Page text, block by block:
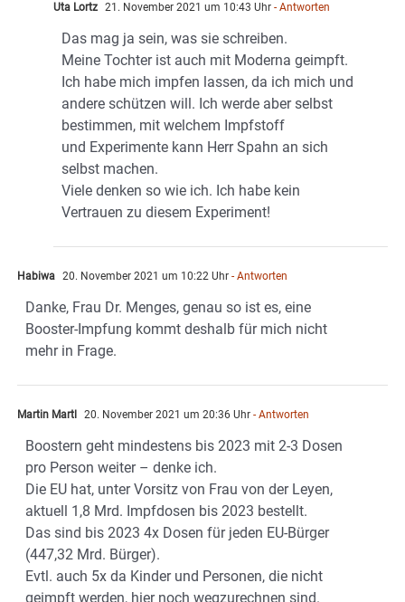
Uta Lortz 21. November 2021 um 10:43 Uhr - Antworten
Das mag ja sein, was sie schreiben.
Meine Tochter ist auch mit Moderna geimpft.
Ich habe mich impfen lassen, da ich mich und
andere schützen will. Ich werde aber selbst
bestimmen, mit welchem Impfstoff
und Experimente kann Herr Spahn an sich
selbst machen.
Viele denken so wie ich. Ich habe kein
Vertrauen zu diesem Experiment!
Habiwa 20. November 2021 um 10:22 Uhr - Antworten
Danke, Frau Dr. Menges, genau so ist es, eine
Booster-Impfung kommt deshalb für mich nicht
mehr in Frage.
Martin Martl 20. November 2021 um 20:36 Uhr - Antworten
Boostern geht mindestens bis 2023 mit 2-3 Dosen
pro Person weiter – denke ich.
Die EU hat, unter Vorsitz von Frau von der Leyen,
aktuell 1,8 Mrd. Impfdosen bis 2023 bestellt.
Das sind bis 2023 4x Dosen für jeden EU-Bürger
(447,32 Mrd. Bürger).
Evtl. auch 5x da Kinder und Personen, die nicht
geimpft werden, hier noch wegzurechnen sind.